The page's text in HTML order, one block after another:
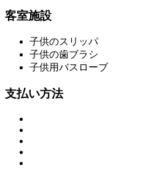
客室施設
子供のスリッパ
子供の歯ブラシ
子供用バスローブ
支払い方法